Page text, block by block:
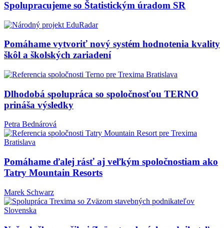
Spolupracujeme so Štatistickým úradom SR
Pomáhame vytvoriť nový systém hodnotenia kvality
škôl a školských zariadení
Dlhodobá spolupráca so spoločnosťou TERNO
prináša výsledky
Petra Bednárová
Pomáhame ďalej rásť aj veľkým spoločnostiam ako
Tatry Mountain Resorts
Marek Schwarz